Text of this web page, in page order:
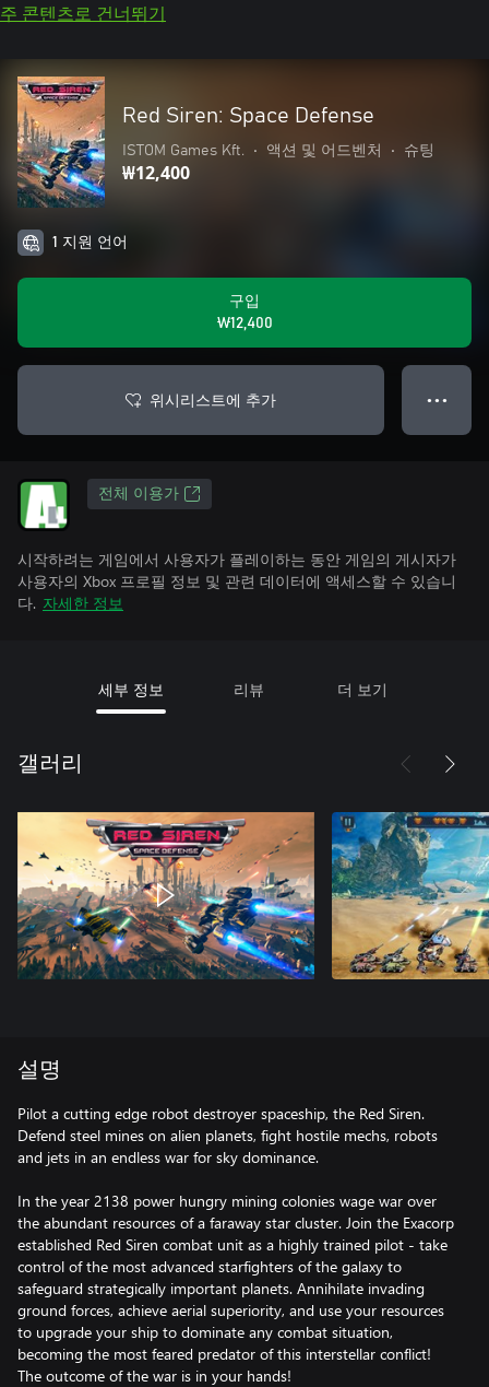
주 콘텐츠로 건너뛰기
Red Siren: Space Defense
ISTOM Games Kft. • 액션 및 어드벤처 • 슈팅
₩12,400
1 지원 언어
구입
₩12,400
위시리스트에 추가 ● ● ●
전체 이용가
시작하려는 게임에서 사용자가 플레이하는 동안 게임의 게시자가
사용자의 Xbox 프로필 정보 및 관련 데이터에 액세스할 수 있습니
다. 자세한 정보
세부 정보 리뷰 더 보기
갤러리
설명
Pilot a cutting edge robot destroyer spaceship, the Red Siren.
Defend steel mines on alien planets, fight hostile mechs, robots
and jets in an endless war for sky dominance.
In the year 2138 power hungry mining colonies wage war over
the abundant resources of a faraway star cluster. Join the Exacorp
established Red Siren combat unit as a highly trained pilot - take
control of the most advanced starfighters of the galaxy to
safeguard strategically important planets. Annihilate invading
ground forces, achieve aerial superiority, and use your resources
to upgrade your ship to dominate any combat situation,
becoming the most feared predator of this interstellar conflict!
The outcome of the war is in your hands!